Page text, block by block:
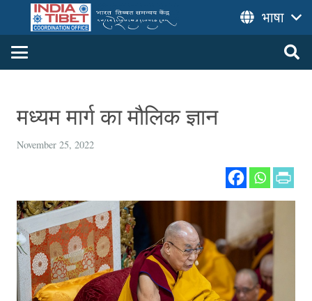
भाषा
मध्यम मार्ग का मौलिक ज्ञान
November 25, 2022